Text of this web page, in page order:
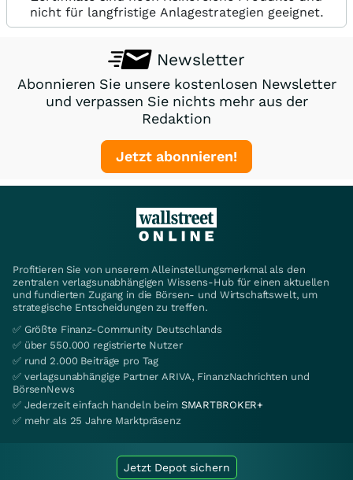
nicht für langfristige Anlagestrategien geeignet.
Newsletter
Abonnieren Sie unsere kostenlosen Newsletter
und verpassen Sie nichts mehr aus der
Redaktion
Jetzt abonnieren!
Profitieren Sie von unserem Alleinstellungsmerkmal als den
zentralen verlagsunabhängigen Wissens-Hub für einen aktuellen
und fundierten Zugang in die Börsen- und Wirtschaftswelt, um
strategische Entscheidungen zu treffen.
✅ Größte Finanz-Community Deutschlands
✅ über 550.000 registrierte Nutzer
✅ rund 2.000 Beiträge pro Tag
✅ verlagsunabhängige Partner ARIVA, FinanzNachrichten und
BörsenNews
✅ Jederzeit einfach handeln beim SMARTBROKER+
✅ mehr als 25 Jahre Marktpräsenz
Jetzt Depot sichern